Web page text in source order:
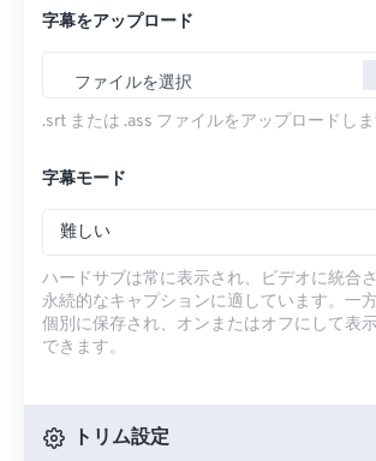
字幕をアップロード
ファイルを選択
.srt または .ass ファイルをアップロードしま
字幕モード
難しい
ハードサブは常に表示され、ビデオに統合
永続的なキャプションに適しています。一
個別に保存され、オンまたはオフにして表
できます。
トリム設定